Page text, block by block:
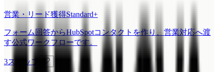
営業・リード獲得Standard+
フォーム回答からHubSpotコンタクトを作り、営業対応へ渡
す公式ワークフローです。
3ステップ